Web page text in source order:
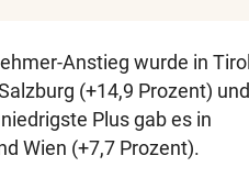
Anstieg wurde in Tirol
(+14,9 Prozent) und
Plus gab es in
Wien (+7,7 Prozent).